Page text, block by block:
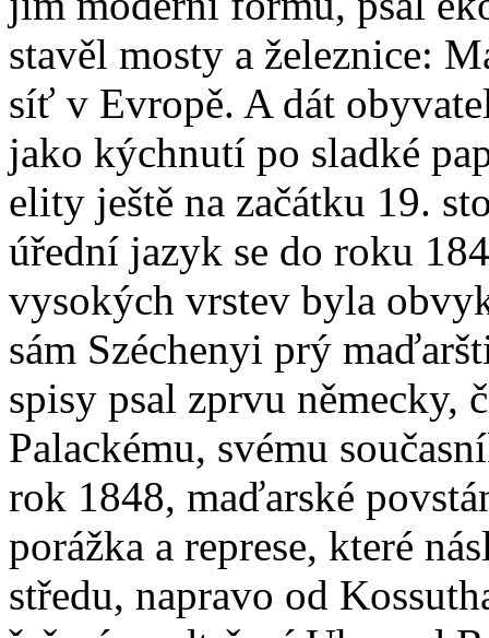
stavěl mosty a železnice:
síť v Evropě. A dát
jako kýchnutí po sladké
elity ještě na začátku 19.
úřední jazyk se do roku
vysokých vrstev byla
sám Széchenyi prý
spisy psal zprvu německy,
Palackému, svému
rok 1848, maďarské
porážka a represe, které
středu, napravo od